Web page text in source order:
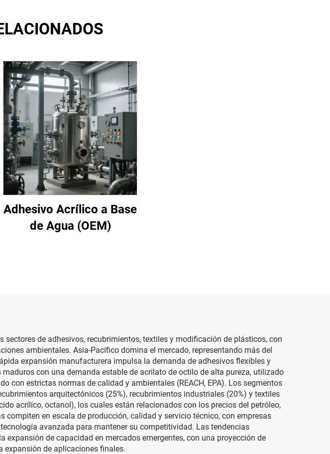
Adhesivo Acrílico a Base
de Agua (OEM)
de adhesivos, recubrimientos, textiles y modificación de plásticos, con
ambientales. Asia-Pacífico domina el mercado, representando más del
expansión manufacturera impulsa la demanda de adhesivos flexibles y
con una demanda estable de acrilato de octilo de alta pureza, utilizado
con estrictas normas de calidad y ambientales (REACH, EPA). Los segmentos
arquitectónicos (25%), recubrimientos industriales (20%) y textiles
acrílico, octanol), los cuales están relacionados con los precios del petróleo,
en escala de producción, calidad y servicio técnico, con empresas
avanzada para mantener su competitividad. Las tendencias
de capacidad en mercados emergentes, con una proyección de
expansión de aplicaciones finales.